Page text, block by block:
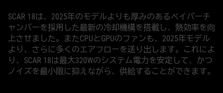
SCAR 18は、2025年のモデルよりも厚みのあるベイパーチ
ャンバーを採用した最新の冷却機構を搭載し、熱効率を向
上させました。またCPUとGPUのファンも、2025年モデル
より、さらに多くのエアフローを送り出します。これによ
り、SCAR 18は最大320Wのシステム電力を安定して、かつ
ノイズを最小限に抑えながら、供給することができます。